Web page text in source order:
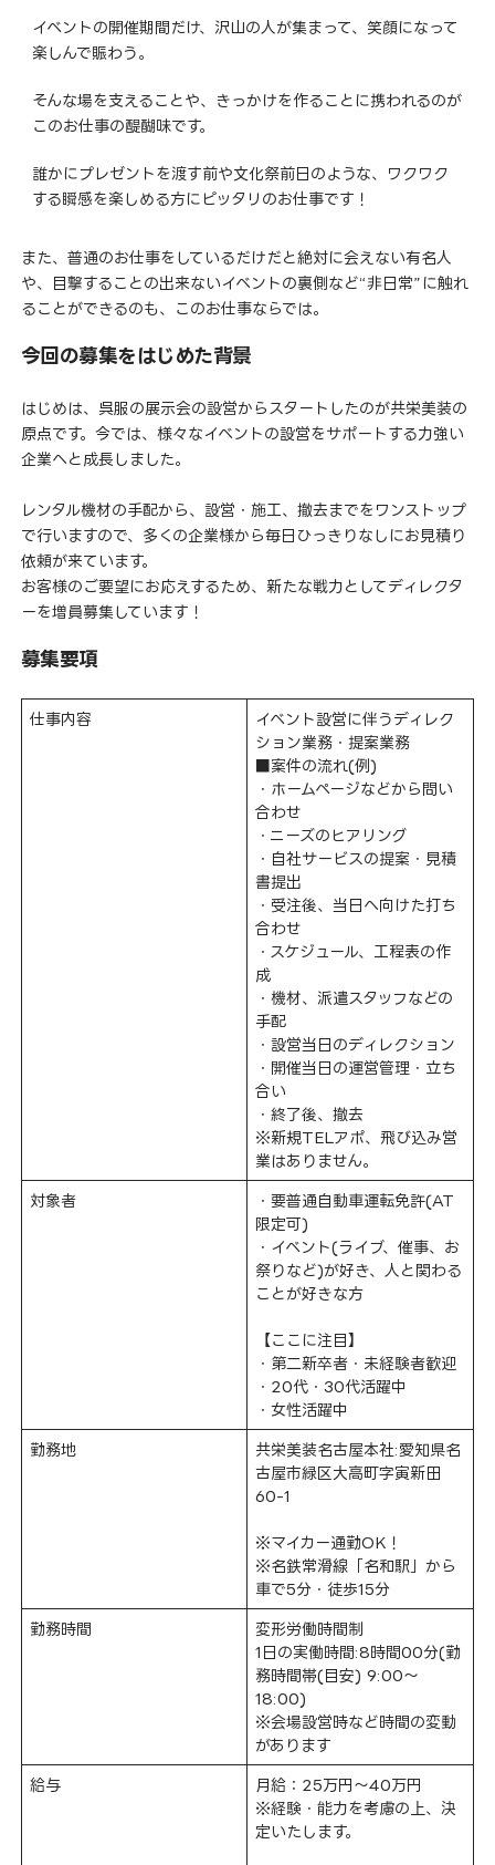
イベントの開催期間だけ、沢山の人が集まって、笑顔になって
楽しんで賑わう。
そんな場を支えることや、きっかけを作ることに携われるのが
このお仕事の醍醐味です。
誰かにプレゼントを渡す前や文化祭前日のような、ワクワク
する瞬感を楽しめる方にピッタリのお仕事です！
また、普通のお仕事をしているだけだと絶対に会えない有名人
や、目撃することの出来ないイベントの裏側など“非日常”に触れ
ることができるのも、このお仕事ならでは。
今回の募集をはじめた背景
はじめは、呉服の展示会の設営からスタートしたのが共栄美装の
原点です。今では、様々なイベントの設営をサポートする力強い
企業へと成長しました。
レンタル機材の手配から、設営・施工、撤去までをワンストップ
で行いますので、多くの企業様から毎日ひっきりなしにお見積り
依頼が来ています。
お客様のご要望にお応えするため、新たな戦力としてディレクタ
ーを増員募集しています！
募集要項
仕事内容
イベント設営に伴うディレク
ション業務・提案業務
■案件の流れ(例)
・ホームページなどから問い
合わせ
・ニーズのヒアリング
・自社サービスの提案・見積
書提出
・受注後、当日へ向けた打ち
合わせ
・スケジュール、工程表の作
成
・機材、派遣スタッフなどの
手配
・設営当日のディレクション
・開催当日の運営管理・立ち
合い
・終了後、撤去
※新規TELアポ、飛び込み営
業はありません。
対象者
・要普通自動車運転免許(AT
限定可)
・イベント(ライブ、催事、お
祭りなど)が好き、人と関わる
ことが好きな方
【ここに注目】
・第二新卒者・未経験者歓迎
・20代・30代活躍中
・女性活躍中
勤務地
共栄美装名古屋本社:愛知県名
古屋市緑区大高町字寅新田
60-1
※マイカー通勤OK！
※名鉄常滑線「名和駅」から
車で5分・徒歩15分
勤務時間
変形労働時間制
1日の実働時間:8時間00分(勤
務時間帯(目安) 9:00～
18:00)
※会場設営時など時間の変動
があります
給与
月給：25万円～40万円
※経験・能力を考慮の上、決
定いたします。